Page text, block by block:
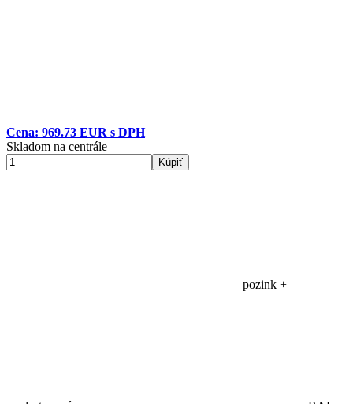
Cena: 969.73 EUR s DPH
Skladom na centrále
Kúpiť
pozink +